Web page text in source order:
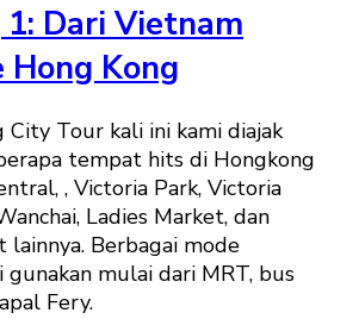
1: Dari Vietnam
Hong Kong
City Tour kali ini kami diajak
tempat hits di Hongkong
, Victoria Park, Victoria
Ladies Market, dan
Berbagai mode
mulai dari MRT, bus
Fery.